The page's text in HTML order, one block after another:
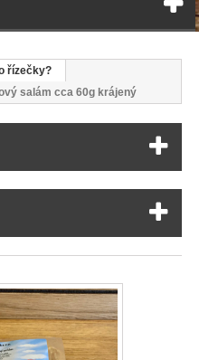
řízečky?
salám cca 60g krájený